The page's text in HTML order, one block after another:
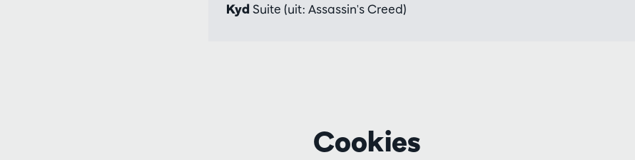
Kyd Suite (uit: Assassin's Creed)
Cookies